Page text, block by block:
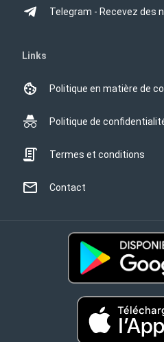
Telegram - Recevez des
Links
Politique en matière de
Politique de
Termes et conditions
Contact